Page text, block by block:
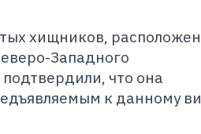
хищников,
Западного
что она
к данному